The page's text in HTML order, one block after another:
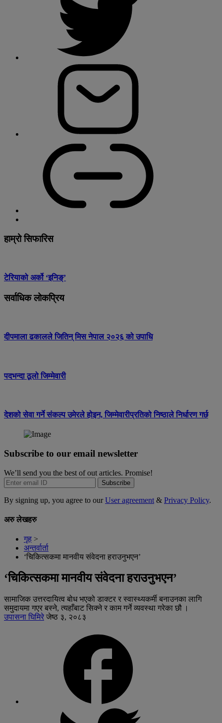
हाम्रो सिफारिस
टेरियाको अर्को ‘इनिङ्’
सर्वाधिक लोकप्रिय
दीपमाला ढकालले जितिन् मिस नेपाल २०२६ को उपाधि
पदभन्दा ठूलो जिम्मेवारी
देशको सेवा गर्ने संकल्प उमेरले होइन, जिम्मेवारीप्रतिको निष्ठाले निर्धारण गर्छ
Subscribe to our email newsletter
We’ll send you the best of out articles. Promise!
Subscribe
By signing up, you agree to ourUser agreement & Privacy Policy.
अरु लेखहरु
गृह >
अन्तर्वार्ता
‘चिकित्सकमा मानवीय संवेदना हराउनुभएन’
‘चिकित्सकमा मानवीय संवेदना हराउनुभएन’
सामाजिक उत्तरदायित्व बोध भएको डाक्टर र स्वास्थ्यकर्मी बनाउनका लागि
समुदायमा गएर बस्ने, त्यहाँबाट सिक्ने र काम गर्ने व्यवस्था गरेका छौ ।
उपासना घिमिरे जेष्ठ ३, २०८३